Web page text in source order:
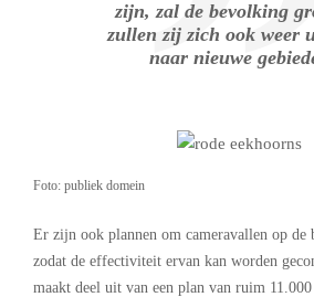
zijn, zal de bevolking
zullen zij zich ook weer
naar nieuwe
Foto: publiek domein
Er zijn ook plannen om cameravallen op de
zodat de effectiviteit ervan kan worden
maakt deel uit van een plan van ruim